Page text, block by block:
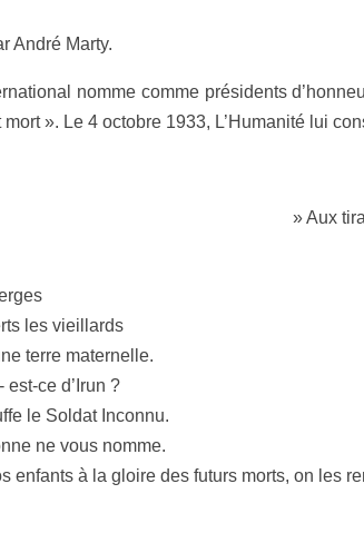
André Marty.
nomme comme présidents
». Le 4 octobre 1933, L’Humanité lui
» Aux
les vieillards
terre maternelle.
est-ce d’Irun ?
le Soldat Inconnu.
ne vous nomme.
enfants à la gloire des futurs morts, on les